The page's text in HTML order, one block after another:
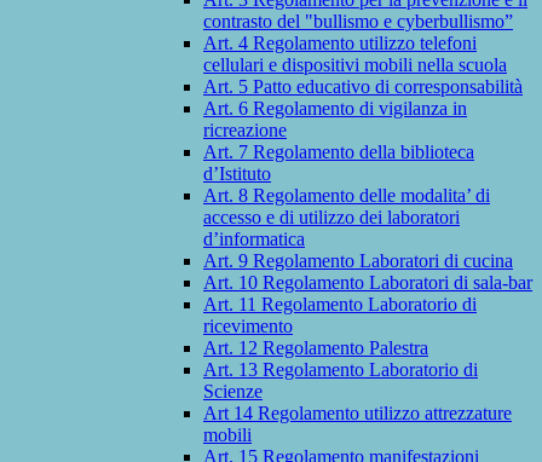
contrasto del "bullismo e cyberbullismo”
Art. 4 Regolamento utilizzo telefoni
cellulari e dispositivi mobili nella scuola
Art. 5 Patto educativo di corresponsabilità
Art. 6 Regolamento di vigilanza in
ricreazione
Art. 7 Regolamento della biblioteca
d’Istituto
Art. 8 Regolamento delle modalita’ di
accesso e di utilizzo dei laboratori
d’informatica
Art. 9 Regolamento Laboratori di cucina
Art. 10 Regolamento Laboratori di sala-bar
Art. 11 Regolamento Laboratorio di
ricevimento
Art. 12 Regolamento Palestra
Art. 13 Regolamento Laboratorio di
Scienze
Art 14 Regolamento utilizzo attrezzature
mobili
Art. 15 Regolamento manifestazioni